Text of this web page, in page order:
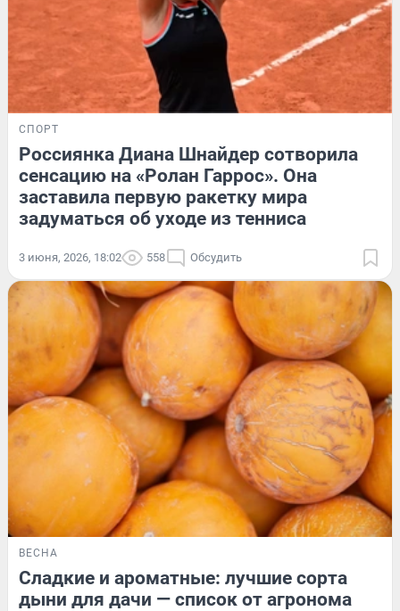
СПОРТ
Россиянка Диана Шнайдер сотворила
сенсацию на «Ролан Гаррос». Она
заставила первую ракетку мира
задуматься об уходе из тенниса
3 июня, 2026, 18:02 558 Обсудить
ВЕСНА
Сладкие и ароматные: лучшие сорта
дыни для дачи — список от агронома